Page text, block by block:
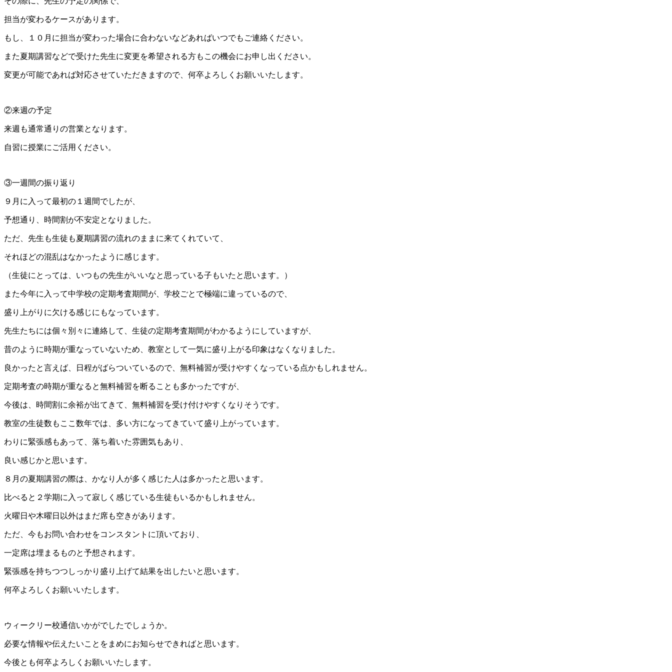
担当が変わるケースがあります。
もし、１０月に担当が変わった場合に合わないなどあればいつでもご連絡ください。
また夏期講習などで受けた先生に変更を希望される方もこの機会にお申し出ください。
変更が可能であれば対応させていただきますので、何卒よろしくお願いいたします。
②来週の予定
来週も通常通りの営業となります。
自習に授業にご活用ください。
③一週間の振り返り
９月に入って最初の１週間でしたが、
予想通り、時間割が不安定となりました。
ただ、先生も生徒も夏期講習の流れのままに来てくれていて、
それほどの混乱はなかったように感じます。
（生徒にとっては、いつもの先生がいいなと思っている子もいたと思います。）
また今年に入って中学校の定期考査期間が、学校ごとで極端に違っているので、
盛り上がりに欠ける感じにもなっています。
先生たちには個々別々に連絡して、生徒の定期考査期間がわかるようにしていますが、
昔のように時期が重なっていないため、教室として一気に盛り上がる印象はなくなりました。
良かったと言えば、日程がばらついているので、無料補習が受けやすくなっている点かもしれません。
定期考査の時期が重なると無料補習を断ることも多かったですが、
今後は、時間割に余裕が出てきて、無料補習を受け付けやすくなりそうです。
教室の生徒数もここ数年では、多い方になってきていて盛り上がっています。
わりに緊張感もあって、落ち着いた雰囲気もあり、
良い感じかと思います。
８月の夏期講習の際は、かなり人が多く感じた人は多かったと思います。
比べると２学期に入って寂しく感じている生徒もいるかもしれません。
火曜日や木曜日以外はまだ席も空きがあります。
ただ、今もお問い合わせをコンスタントに頂いており、
一定席は埋まるものと予想されます。
緊張感を持ちつつしっかり盛り上げて結果を出したいと思います。
何卒よろしくお願いいたします。
ウィークリー校通信いかがでしたでしょうか。
必要な情報や伝えたいことをまめにお知らせできればと思います。
今後とも何卒よろしくお願いいたします。